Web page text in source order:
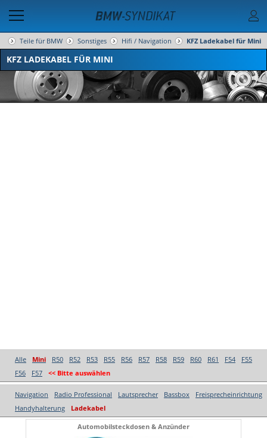
Teile für BMW Sonstiges Hifi / Navigation KFZ Ladekabel für Mini
KFZ LADEKABEL FÜR MINI
Alle Mini R50 R52 R53 R55 R56 R57 R58 R59 R60 R61 F54
F55
F56
F57 << Bitte auswählen
Navigation Radio Professional Lautsprecher Bassbox
Freisprecheinrichtung
Handyhalterung
Ladekabel
Automobilsteckdosen & Anzünder